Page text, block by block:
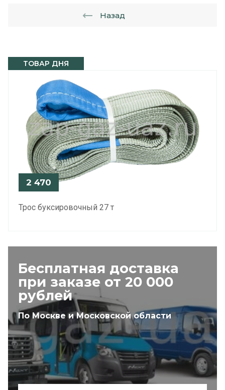
ТОВАР ДНЯ
2 470
Трос буксировочный 27 т
Бесплатная доставка
при заказе от 20 000
рублей
По Москве и Московской области
Назад